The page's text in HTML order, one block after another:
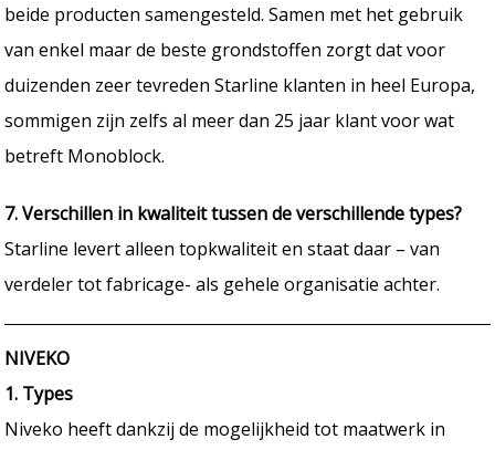
beide producten samengesteld. Samen met het gebruik
van enkel maar de beste grondstoffen zorgt dat voor
duizenden zeer tevreden Starline klanten in heel Europa,
sommigen zijn zelfs al meer dan 25 jaar klant voor wat
betreft Monoblock.
7. Verschillen in kwaliteit tussen de verschillende types?
Starline levert alleen topkwaliteit en staat daar – van
verdeler tot fabricage- als gehele organisatie achter.
NIVEKO
1. Types
Niveko heeft dankzij de mogelijkheid tot maatwerk in